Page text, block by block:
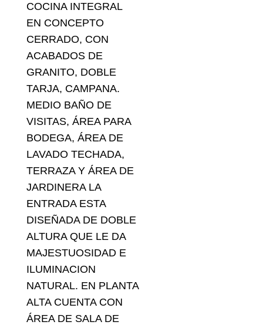
COCINA INTEGRAL
EN CONCEPTO
CERRADO, CON
ACABADOS DE
GRANITO, DOBLE
TARJA, CAMPANA.
MEDIO BAÑO DE
VISITAS, ÁREA PARA
BODEGA, ÁREA DE
LAVADO TECHADA,
TERRAZA Y ÁREA DE
JARDINERA LA
ENTRADA ESTA
DISEÑADA DE DOBLE
ALTURA QUE LE DA
MAJESTUOSIDAD E
ILUMINACION
NATURAL. EN PLANTA
ALTA CUENTA CON
ÁREA DE SALA DE